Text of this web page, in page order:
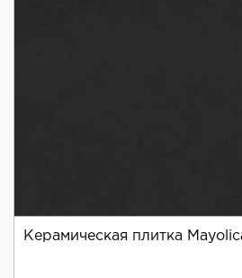
Керамическая плитка